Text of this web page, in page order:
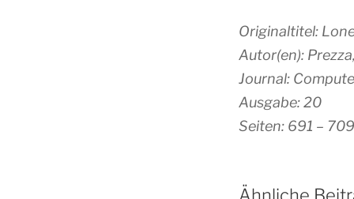
Originaltitel:
Autor(en):
Journal:
Ausgabe: 20
Seiten: 691 – 709